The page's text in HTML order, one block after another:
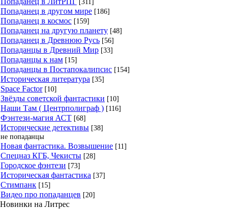
Попаданец в другом мире [186]
Попаданец в космос [159]
Попаданец на другую планету [48]
Попаданец в Древнюю Русь [56]
Попаданцы в Древний Мир [33]
Попаданцы к нам [15]
Попаданцы в Постапокалипсис [154]
Историческая литература [35]
Space Factor [10]
Звёзды советской фантастики [10]
Наши Там ( Центрполиграф ) [116]
Фэнтези-магия АСТ [68]
Исторические детективы [38]
не попаданцы
Новая фантастика. Возвышение [11]
Спецназ КГБ, Чекисты [28]
Городское фэнтези [73]
Историческая фантастика [37]
Стимпанк [15]
Видео про попаданцев [20]
Новинки на Литрес